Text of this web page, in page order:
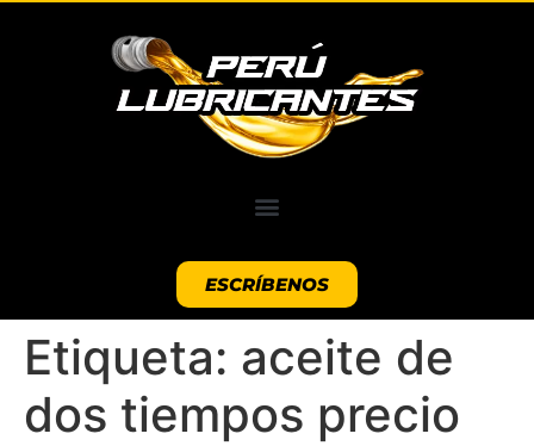
ESCRÍBENOS
Etiqueta: aceite de
dos tiempos precio